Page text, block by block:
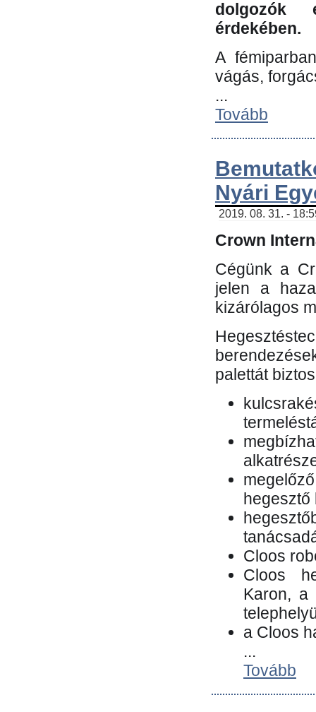
dolgozók
érdekében.
A
vágás,
...
Tovább
Nyári
2019. 08. 31. -
Crown
Cégünk a
jelen a
kizárólagos
palettát
hegesztő
Cloos
Cloos
Karon, a
a Cloos
...
Tovább